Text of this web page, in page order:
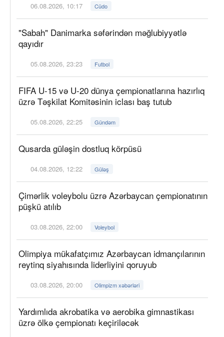
06.08.2026, 10:17 Cüdo
"Sabah" Danimarka səfərindən məğlubiyyətlə
qayıdır
05.08.2026, 23:23 Futbol
FIFA U-15 və U-20 dünya çempionatlarına hazırlıq
üzrə Təşkilat Komitəsinin iclası baş tutub
05.08.2026, 22:25 Gündəm
Qusarda güləşin dostluq körpüsü
04.08.2026, 12:22 Güləş
Çimərlik voleybolu üzrə Azərbaycan çempionatının
püşkü atılıb
03.08.2026, 22:00 Voleybol
Olimpiya mükafatçımız Azərbaycan idmançılarının
reytinq siyahısında liderliyini qoruyub
03.08.2026, 20:00 Olimpizm xəbərləri
Yardımlıda akrobatika və aerobika gimnastikası
üzrə ölkə çempionatı keçiriləcək